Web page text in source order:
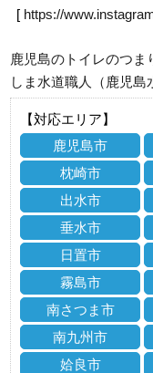
[ https://
鹿児島のトイレのつ
しま水道職人（鹿児島
【対応エリア】
鹿児島市
枕崎市
出水市
垂水市
日置市
霧島市
南さつま市
南九州市
姶良市